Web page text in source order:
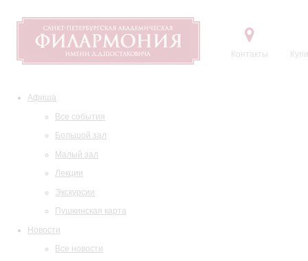
Контакты
Афиша
Все события
Большой зал
Малый зал
Лекции
Экскурсии
Пушкинская карта
Новости
Все новости